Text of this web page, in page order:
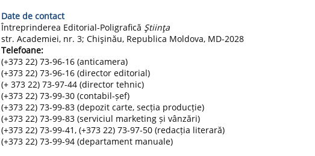
Date de contact
Întreprinderea Editorial-Poligrafică Ştiinţa
str. Academiei, nr. 3; Chişinău, Republica Moldova, MD-2028
Telefoane:
(+373 22) 73-96-16 (anticamera)
(+373 22) 73-96-16 (director editorial)
(+ 373 22) 73-97-44 (director tehnic)
(+373 22) 73-99-30 (contabil-șef)
(+373 22) 73-99-83 (depozit carte, secția producție)
(+373 22) 73-99-83 (serviciul marketing și vânzări)
(+373 22) 73-99-41, (+373 22) 73-97-50 (redacția literară)
(+373 22) 73-99-94 (departament manuale)